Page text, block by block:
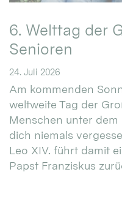
6. Welttag der
Senioren
24. Juli 2026
Am kommenden
weltweite Tag der
Menschen unter dem
dich niemals
Leo XIV. führt damit
Papst Franziskus